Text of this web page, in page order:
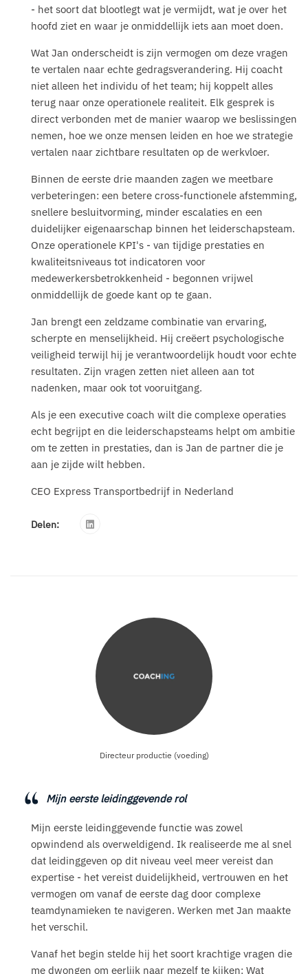
- het soort dat blootlegt wat je vermijdt, wat je over het
hoofd ziet en waar je onmiddellijk iets aan moet doen.
Wat Jan onderscheidt is zijn vermogen om deze vragen
te vertalen naar echte gedragsverandering. Hij coacht
niet alleen het individu of het team; hij koppelt alles
terug naar onze operationele realiteit. Elk gesprek is
direct verbonden met de manier waarop we beslissingen
nemen, hoe we onze mensen leiden en hoe we strategie
vertalen naar zichtbare resultaten op de werkvloer.
Binnen de eerste drie maanden zagen we meetbare
verbeteringen: een betere cross-functionele afstemming,
snellere besluitvorming, minder escalaties en een
duidelijker eigenaarschap binnen het leiderschapsteam.
Onze operationele KPI's - van tijdige prestaties en
kwaliteitsniveaus tot indicatoren voor
medewerkersbetrokkenheid - begonnen vrijwel
onmiddellijk de goede kant op te gaan.
Jan brengt een zeldzame combinatie van ervaring,
scherpte en menselijkheid. Hij creëert psychologische
veiligheid terwijl hij je verantwoordelijk houdt voor echte
resultaten. Zijn vragen zetten niet alleen aan tot
nadenken, maar ook tot vooruitgang.
Als je een executive coach wilt die complexe operaties
echt begrijpt en die leiderschapsteams helpt om ambitie
om te zetten in prestaties, dan is Jan de partner die je
aan je zijde wilt hebben.
CEO Express Transportbedrijf in Nederland
Delen:
Directeur productie (voeding)
Mijn eerste leidinggevende rol
Mijn eerste leidinggevende functie was zowel
opwindend als overweldigend. Ik realiseerde me al snel
dat leidinggeven op dit niveau veel meer vereist dan
expertise - het vereist duidelijkheid, vertrouwen en het
vermogen om vanaf de eerste dag door complexe
teamdynamieken te navigeren. Werken met Jan maakte
het verschil.
Vanaf het begin stelde hij het soort krachtige vragen die
me dwongen om eerlijk naar mezelf te kijken: Wat